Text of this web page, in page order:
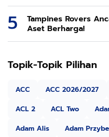
Tampines Rovers
Aset Berharga!
Topik-Topik Pilihan
ACC ACC 2026/2027
ACL 2
ACL Two
Adam Alis
Adam